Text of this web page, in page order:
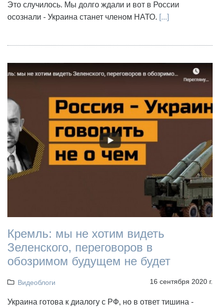
Это случилось. Мы долго ждали и вот в России
осознали - Украина станет членом НАТО. [...]
Кремль: мы не хотим видеть
Зеленского, переговоров в
обозримом будущем не будет
Видеоблоги 16 сентября 2020 г.
Украина готова к диалогу с РФ, но в ответ тишина -